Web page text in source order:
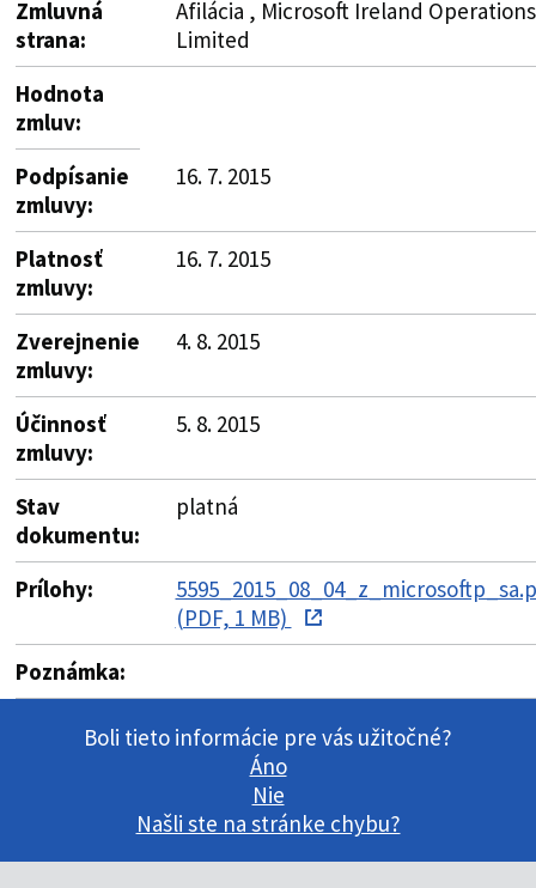
Zmluvná
strana:
Afilácia , Microsoft Ireland Operations
Limited
Hodnota
zmluv:
Podpísanie
zmluvy:
16. 7. 2015
Platnosť
zmluvy:
16. 7. 2015
Zverejnenie
zmluvy:
4. 8. 2015
Účinnosť
zmluvy:
5. 8. 2015
Stav
dokumentu:
platná
Prílohy:
(PDF, 1 MB)
Poznámka:
Boli tieto informácie pre vás užitočné?
Áno
Nie
Našli ste na stránke chybu?